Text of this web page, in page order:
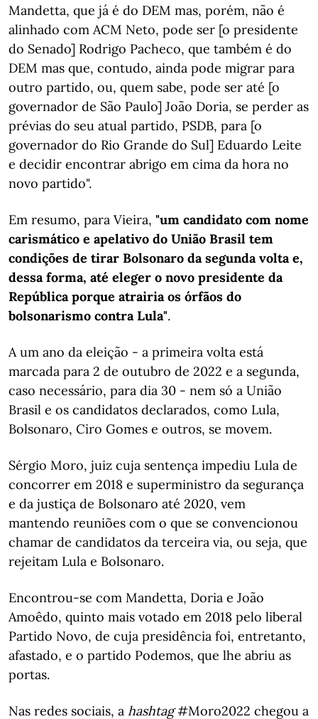
Mandetta, que já é do DEM mas, porém, não é
alinhado com ACM Neto, pode ser [o presidente
do Senado] Rodrigo Pacheco, que também é do
DEM mas que, contudo, ainda pode migrar para
outro partido, ou, quem sabe, pode ser até [o
governador de São Paulo] João Doria, se perder as
prévias do seu atual partido, PSDB, para [o
governador do Rio Grande do Sul] Eduardo Leite
e decidir encontrar abrigo em cima da hora no
novo partido".
Em resumo, para Vieira, "um candidato com nome
carismático e apelativo do União Brasil tem
condições de tirar Bolsonaro da segunda volta e,
dessa forma, até eleger o novo presidente da
República porque atrairia os órfãos do
bolsonarismo contra Lula".
A um ano da eleição - a primeira volta está
marcada para 2 de outubro de 2022 e a segunda,
caso necessário, para dia 30 - nem só a União
Brasil e os candidatos declarados, como Lula,
Bolsonaro, Ciro Gomes e outros, se movem.
Sérgio Moro, juiz cuja sentença impediu Lula de
concorrer em 2018 e superministro da segurança
e da justiça de Bolsonaro até 2020, vem
mantendo reuniões com o que se convencionou
chamar de candidatos da terceira via, ou seja, que
rejeitam Lula e Bolsonaro.
Encontrou-se com Mandetta, Doria e João
Amoêdo, quinto mais votado em 2018 pelo liberal
Partido Novo, de cuja presidência foi, entretanto,
afastado, e o partido Podemos, que lhe abriu as
portas.
Nas redes sociais, a hashtag#Moro2022 chegou a